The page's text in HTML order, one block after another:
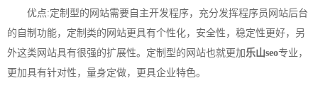
优点:定制型的网站需要自主开发程序，充分发挥程序员网站后台
的自制功能，定制类的网站更具有个性化，安全性，稳定性更好，另
外这类网站具有很强的扩展性。定制型的网站也就更加 乐山seo专业，
更加具有针对性，量身定做，更具企业特色。